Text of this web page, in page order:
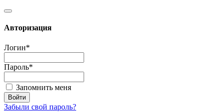
Авторизация
Логин*
Пароль*
Запомнить меня
Забыли свой пароль?